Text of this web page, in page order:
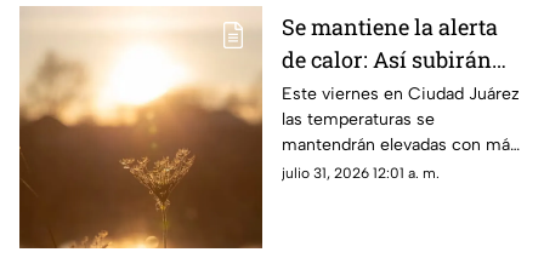
Se mantiene la alerta
de calor: Así subirán
hoy las temperaturas
en Ciudad Juárez para
el clima de este viernes
Este viernes en Ciudad Juárez
las temperaturas se
mantendrán elevadas con más
de 40 grados
julio 31, 2026 12:01 a. m.